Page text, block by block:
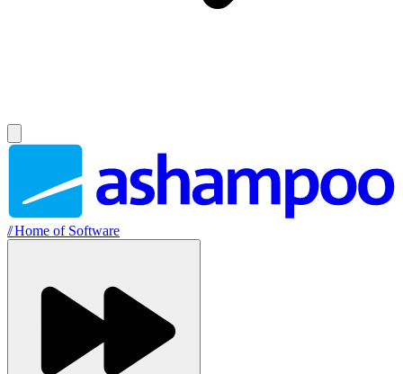
//Home of Software